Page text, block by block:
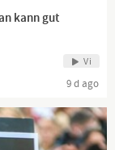
kann gut
Vi
9 d ago